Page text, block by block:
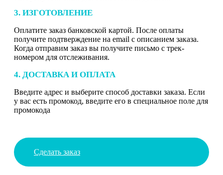
3. ИЗГОТОВЛЕНИЕ
Оплатите заказ банковской картой. После оплаты
получите подтверждение на email с описанием заказа.
Когда отправим заказ вы получите письмо с трек-
номером для отслеживания.
4. ДОСТАВКА И ОПЛАТА
Введите адрес и выберите способ доставки заказа. Если
у вас есть промокод, введите его в специальное поле для
промокода
Сделать заказ